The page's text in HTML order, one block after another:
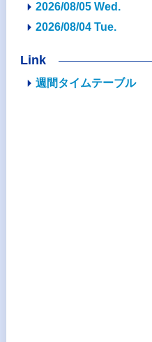
2026/08/05 Wed.
2026/08/04 Tue.
Link
週間タイムテーブル